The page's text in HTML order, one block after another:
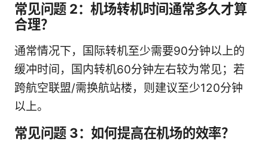
常见问题 2：机场转机时间通常多久才算
合理？
通常情况下，国际转机至少需要90分钟以上的
缓冲时间，国内转机60分钟左右较为常见；若
跨航空联盟/需换航站楼，则建议至少120分钟
以上。
常见问题 3：如何提高在机场的效率？